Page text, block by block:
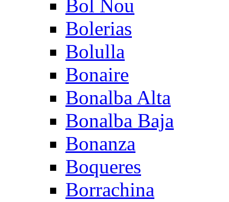
Bol Nou
Bolerias
Bolulla
Bonaire
Bonalba Alta
Bonalba Baja
Bonanza
Boqueres
Borrachina